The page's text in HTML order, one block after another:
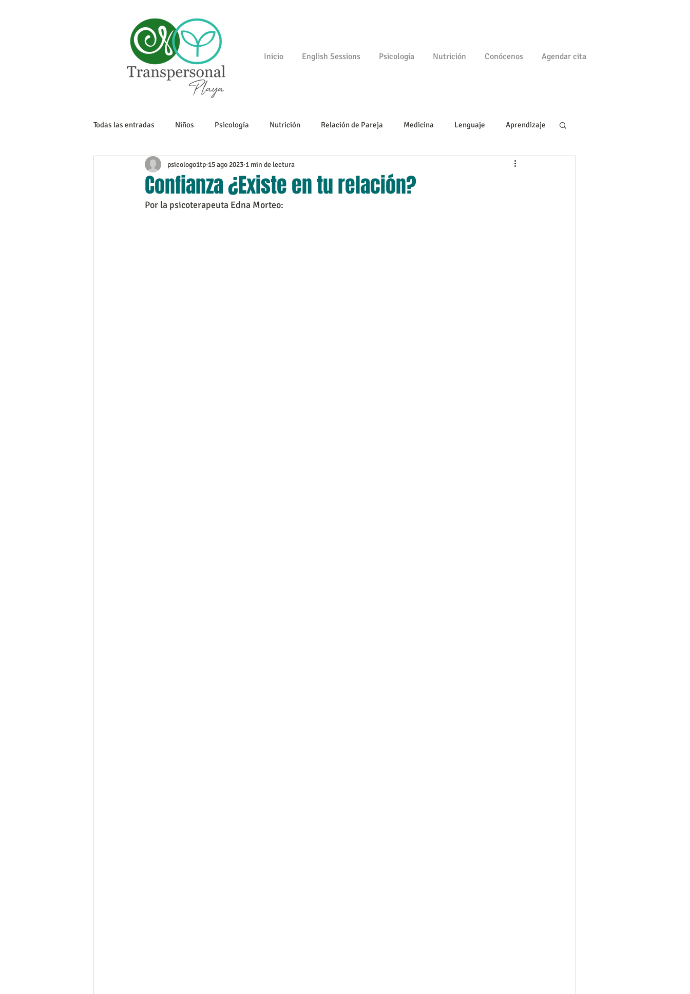
Inicio English Sessions Psicología Nutrición Conócenos Agendar cita
Todas las entradas Niños Psicología Nutrición Relación de Pareja Medicina Lenguaje Aprendizaje
Sexualidad Tanatología Psicomotricidad
Adolescencia Trabajo
Confianza ¿Existe en tu relación?
psicologo1tp 15 ago 2023 1 min de lectura
Por la psicoterapeuta Edna Morteo: